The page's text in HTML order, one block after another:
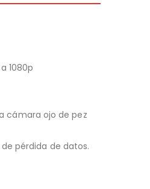
1080p
cámara ojo de pez
pérdida de datos.